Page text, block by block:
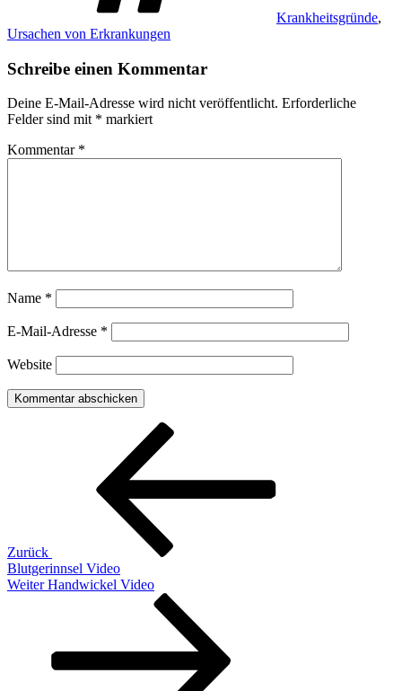
Krankheitsgründe,
Ursachen von Erkrankungen
Schreibe einen Kommentar
Deine E-Mail-Adresse wird nicht veröffentlicht. Erforderliche
Felder sind mit * markiert
Kommentar *
Name *
E-Mail-Adresse *
Website
Beitragsnavigation
Zurück
Blutgerinnsel Video
Nächster
Weiter Handwickel Video